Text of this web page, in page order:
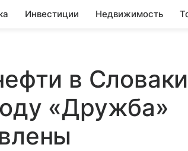
Инвестиции Недвижимость
в
«Дружба»